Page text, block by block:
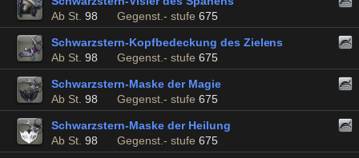
Ab St. 98 Gegenst.- stufe 675
Schwarzstern-Kopfbedeckung des Zielens
Ab St. 98 Gegenst.- stufe 675
Schwarzstern-Maske der Magie
Ab St. 98 Gegenst.- stufe 675
Schwarzstern-Maske der Heilung
Ab St. 98 Gegenst.- stufe 675